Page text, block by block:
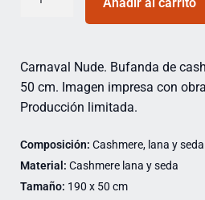
Carnaval Nude. Bufanda de
50 cm. Imagen impresa con
Producción limitada.
Composición: Cashmere, lana y seda
Material: Cashmere lana y seda
Tamaño: 190 x 50 cm